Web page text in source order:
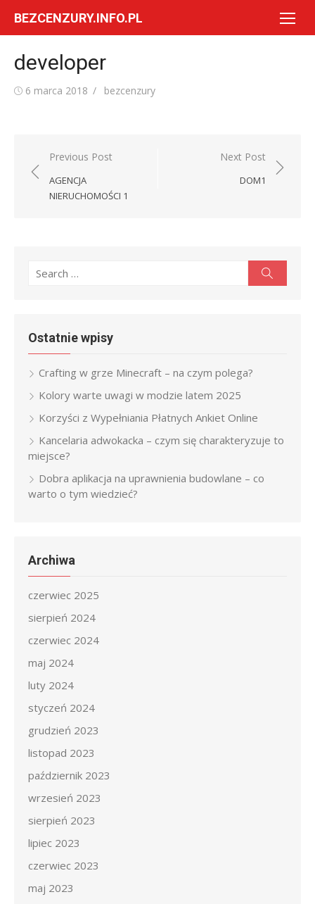
BEZCENZURY.INFO.PL
developer
Posted
6 marca 2018 Author
bezcenzury
Nawigacja
wpisu
Previous Post
AGENCJA
NIERUCHOMOŚCI 1
Next Post
DOM1
Search
Ostatnie wpisy
Crafting w grze Minecraft – na czym polega?
Kolory warte uwagi w modzie latem 2025
Korzyści z Wypełniania Płatnych Ankiet Online
Kancelaria adwokacka – czym się charakteryzuje to
miejsce?
Dobra aplikacja na uprawnienia budowlane – co
warto o tym wiedzieć?
Archiwa
czerwiec 2025
sierpień 2024
czerwiec 2024
maj 2024
luty 2024
styczeń 2024
grudzień 2023
listopad 2023
październik 2023
wrzesień 2023
sierpień 2023
lipiec 2023
czerwiec 2023
maj 2023